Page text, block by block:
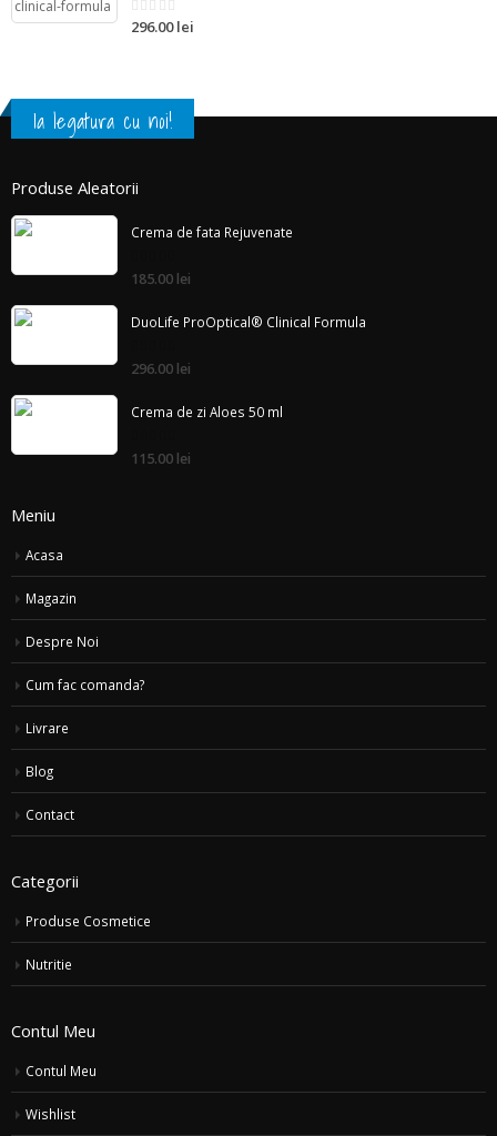
din
296.00 lei
Ia legatura cu noi!
Produse Aleatorii
Crema de fata Rejuvenate
din
5
185.00 lei
DuoLife ProOptical® Clinical Formula
din
5
296.00 lei
Crema de zi Aloes 50 ml
din
5
115.00 lei
Meniu
Acasa
Magazin
Despre Noi
Cum fac comanda?
Livrare
Blog
Contact
Categorii
Produse Cosmetice
Nutritie
Contul Meu
Contul Meu
Wishlist